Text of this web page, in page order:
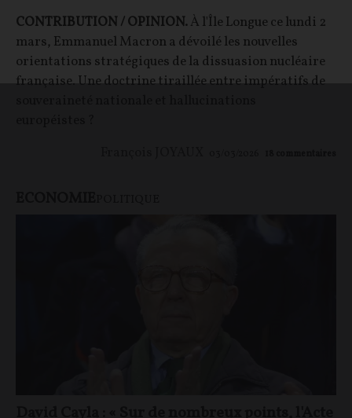
CONTRIBUTION / OPINION.À l'Île Longue ce lundi 2
mars, Emmanuel Macron a dévoilé les nouvelles
orientations stratégiques de la dissuasion nucléaire
française. Une doctrine tiraillée entre impératifs de